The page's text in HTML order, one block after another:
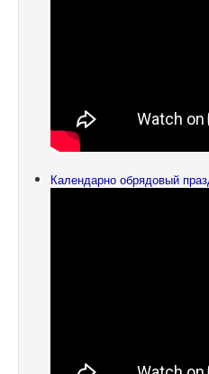
Календарно обрядовый